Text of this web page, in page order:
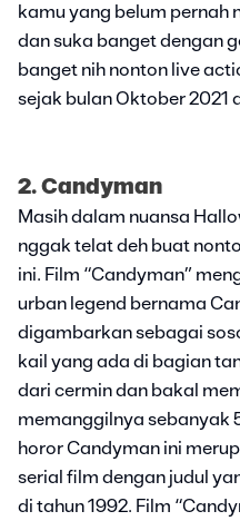
kamu yang belum pernah
dan suka banget dengan
banget nih nonton live
sejak bulan Oktober 2021
2. Candyman
Masih dalam nuansa
nggak telat deh buat
ini. Film “Candyman”
urban legend bernama
digambarkan sebagai
kail yang ada di bagian
dari cermin dan bakal
memanggilnya sebanyak
horor Candyman ini
serial film dengan judul
di tahun 1992. Film